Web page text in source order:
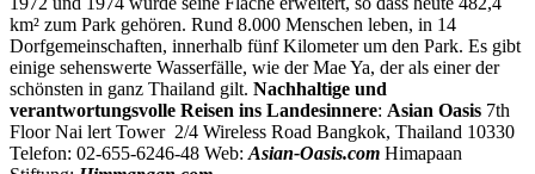
km² zum Park gehören. Rund 8.000 Menschen leben, in 14
Dorfgemeinschaften, innerhalb fünf Kilometer um den Park. Es gibt
einige sehenswerte Wasserfälle, wie der Mae Ya, der als einer der
schönsten in ganz Thailand gilt. Nachhaltige und
verantwortungsvolle Reisen ins Landesinnere: Asian Oasis 7th
Floor Nai lert Tower 2/4 Wireless Road Bangkok, Thailand 10330
Telefon: 02-655-6246-48 Web: Asian-Oasis.com Himapaan